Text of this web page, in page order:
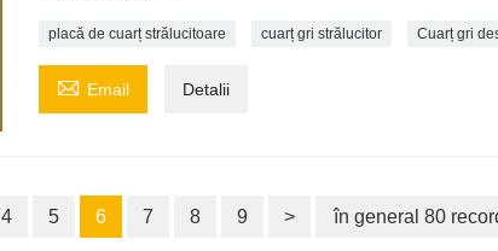
placă de cuarț strălucitoare cuarț gri strălucitor Cuarț gri
 Email Detalii
4 5 6 7 8 9 > în general 80